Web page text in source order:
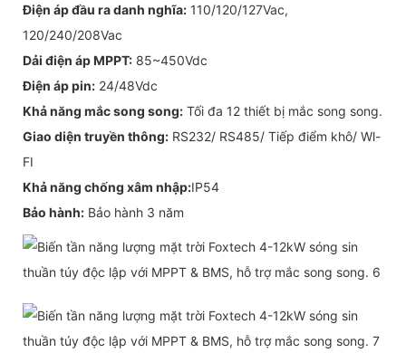
Điện áp đầu ra danh nghĩa: 110/120/127Vac,
120/240/208Vac
Dải điện áp MPPT: 85~450Vdc
Điện áp pin: 24/48Vdc
Khả năng mắc song song: Tối đa 12 thiết bị mắc song song.
Giao diện truyền thông: RS232/ RS485/ Tiếp điểm khô/ Wl-
FI
Khả năng chống xâm nhập:IP54
Bảo hành: Bảo hành 3 năm